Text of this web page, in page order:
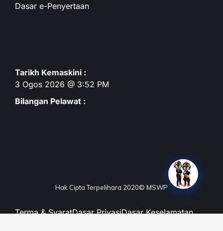
Dasar e-Penyertaan
Tarikh Kemaskini :
3 Ogos 2026 @ 3:52 PM
Bilangan Pelawat :
Hak Cipta Terpelihara 2020© MSWP
Terma & SyaratDasar PrivasiDasar Keselamatan